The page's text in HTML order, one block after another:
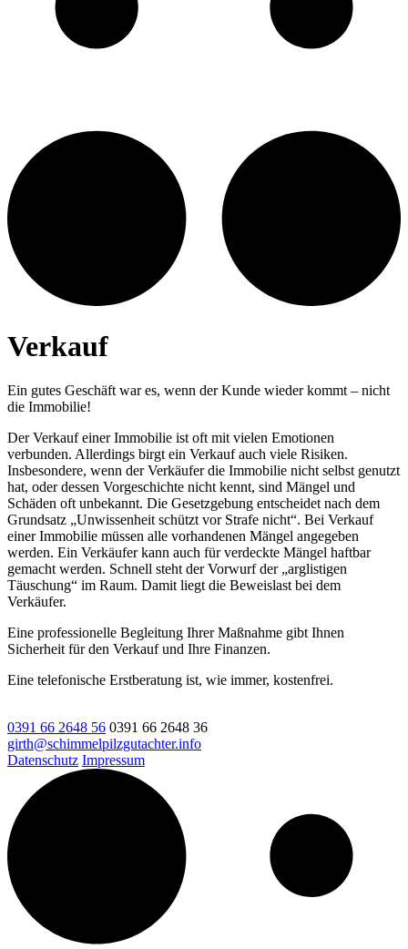
Verkauf
Ein gutes Geschäft war es, wenn der Kunde wieder kommt – nicht
die Immobilie!
Der Verkauf einer Immobilie ist oft mit vielen Emotionen
verbunden. Allerdings birgt ein Verkauf auch viele Risiken.
Insbesondere, wenn der Verkäufer die Immobilie nicht selbst genutzt
hat, oder dessen Vorgeschichte nicht kennt, sind Mängel und
Schäden oft unbekannt. Die Gesetzgebung entscheidet nach dem
Grundsatz „Unwissenheit schützt vor Strafe nicht“. Bei Verkauf
einer Immobilie müssen alle vorhandenen Mängel angegeben
werden. Ein Verkäufer kann auch für verdeckte Mängel haftbar
gemacht werden. Schnell steht der Vorwurf der „arglistigen
Täuschung“ im Raum. Damit liegt die Beweislast bei dem
Verkäufer.
Eine professionelle Begleitung Ihrer Maßnahme gibt Ihnen
Sicherheit für den Verkauf und Ihre Finanzen.
Eine telefonische Erstberatung ist, wie immer, kostenfrei.
0391 66 2648 56 0391 66 2648 36
girth@schimmelpilzgutachter.info
Datenschutz Impressum